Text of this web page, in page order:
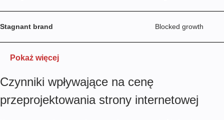
Stagnant brand Blocked growth
Pokaż więcej
Czynniki wpływające na cenę
przeprojektowania strony internetowej